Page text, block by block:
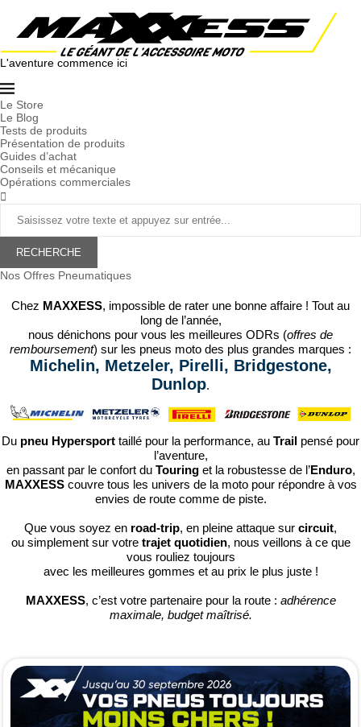
L'aventure commence ici
Le Store
Le Blog
Tests de produits
Présentation de produits
Guides d’achat
Conseils et mécanique
Opérations commerciales
RECHERCHE
Nos Offres Pneumatiques
Chez MAXXESS, impossible de rater une bonne affaire ! Tout au
long de l’année,
nous dénichons pour vous les meilleures ODRs (offres de
remboursement) sur les pneus moto des plus grandes marques :
Michelin, Metzeler, Pirelli, Bridgestone,
Dunlop.
Du pneu Hypersport taillé pour la performance, au Trail pensé pour
l’aventure,
en passant par le confort du Touringet la robustesse de l’Enduro,
MAXXESScouvre tous les univers de la moto pour répondre à vos
envies de route comme de piste.
Que vous soyez en road-trip, en pleine attaque sur circuit,
ou simplement sur votre trajet quotidien, nous veillons à ce que
vous rouliez toujours
avec les meilleures gommes et au prix le plus juste !
MAXXESS, c’est votre partenaire pour la route : adhérence
maximale, budget maîtrisé.